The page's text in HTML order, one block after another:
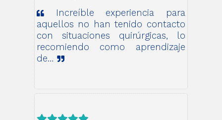
Increíble experiencia para
aquellos no han tenido contacto
con situaciones quirúrgicas, lo
recomiendo como aprendizaje
de…